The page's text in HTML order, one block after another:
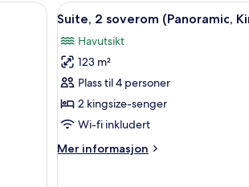
ved havkanten | Minibar (inkludert), safe på
Åpne
alle
bildene
av
Suite,
2
soverom
King
13
Suite, 2 soverom (Panoramic,
Havutsikt
123 m²
Plass til 4 personer
2 kingsize-senger
Wi-fi inkludert
Mer informasjon
Mer